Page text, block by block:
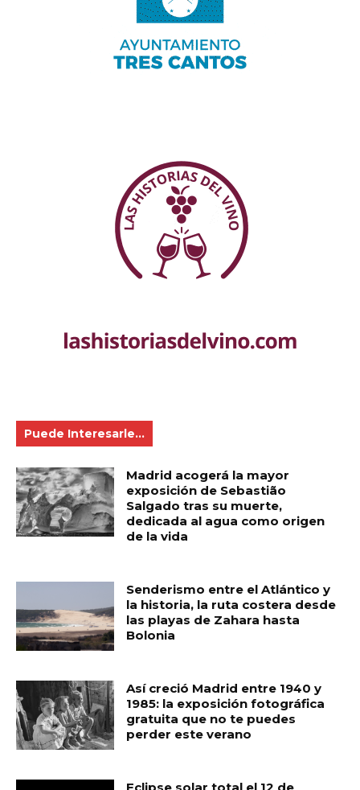
Puede Interesarle...
Madrid acogerá la mayor
exposición de Sebastião
Salgado tras su muerte,
dedicada al agua como origen
de la vida
Senderismo entre el Atlántico y
la historia, la ruta costera desde
las playas de Zahara hasta
Bolonia
Así creció Madrid entre 1940 y
1985: la exposición fotográfica
gratuita que no te puedes
perder este verano